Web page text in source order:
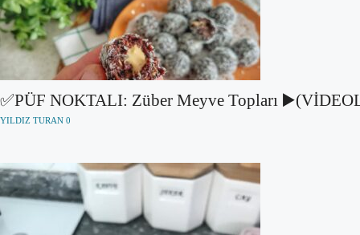
✅PÜF NOKTALI: Züber Meyve Topları
YILDIZ TURAN 0